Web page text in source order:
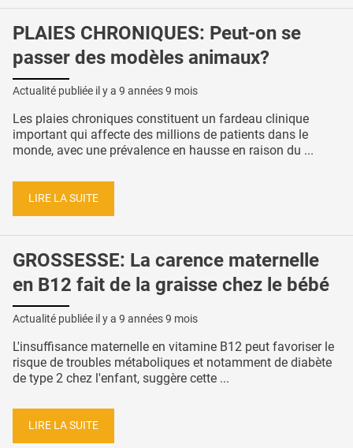
PLAIES CHRONIQUES: Peut-on se
passer des modèles animaux?
Actualité publiée il y a 9 années 9 mois
Les plaies chroniques constituent un fardeau clinique
important qui affecte des millions de patients dans le
monde, avec une prévalence en hausse en raison du ...
LIRE LA SUITE
GROSSESSE: La carence maternelle
en B12 fait de la graisse chez le bébé
Actualité publiée il y a 9 années 9 mois
L'insuffisance maternelle en vitamine B12 peut favoriser le
risque de troubles métaboliques et notamment de diabète
de type 2 chez l'enfant, suggère cette ...
LIRE LA SUITE